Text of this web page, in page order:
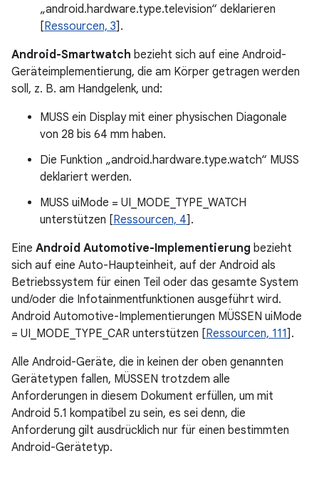
„android.hardware.type.television“ deklarieren
[Ressourcen, 3].
Android-Smartwatch bezieht sich auf eine Android-
Geräteimplementierung, die am Körper getragen werden
soll, z. B. am Handgelenk, und:
MUSS ein Display mit einer physischen Diagonale
von 28 bis 64 mm haben.
Die Funktion „android.hardware.type.watch“ MUSS
deklariert werden.
MUSS uiMode = UI_MODE_TYPE_WATCH
unterstützen [Ressourcen, 4].
Eine Android Automotive-Implementierung bezieht
sich auf eine Auto-Haupteinheit, auf der Android als
Betriebssystem für einen Teil oder das gesamte System
und/oder die Infotainmentfunktionen ausgeführt wird.
Android Automotive-Implementierungen MÜSSEN uiMode
= UI_MODE_TYPE_CAR unterstützen [Ressourcen, 111].
Alle Android-Geräte, die in keinen der oben genannten
Gerätetypen fallen, MÜSSEN trotzdem alle
Anforderungen in diesem Dokument erfüllen, um mit
Android 5.1 kompatibel zu sein, es sei denn, die
Anforderung gilt ausdrücklich nur für einen bestimmten
Android-Gerätetyp.